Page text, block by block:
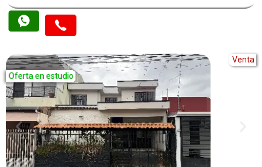
Venta
Oferta en estudio